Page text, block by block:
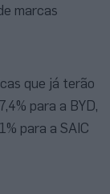
marcas
que já terão
para a BYD,
para a SAIC